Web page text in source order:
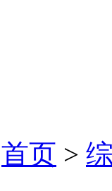
首页 >